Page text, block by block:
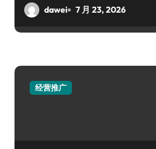
dawei 7 月 23, 2026
经营推广